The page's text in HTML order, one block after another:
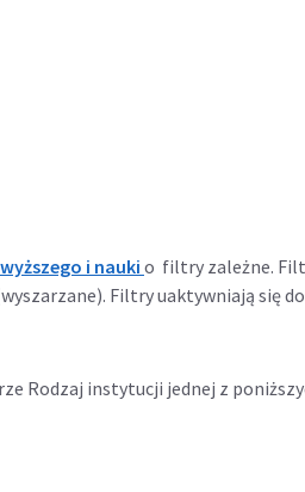
i nauki o filtry zależne.
Filtry uaktywniają się
Rodzaj instytucji jednej z